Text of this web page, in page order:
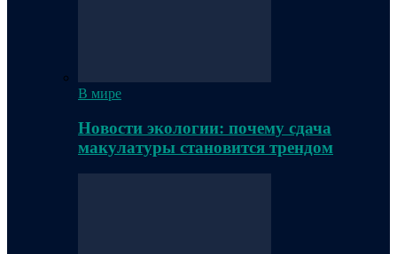
В мире
Новости экологии: почему сдача
макулатуры становится трендом